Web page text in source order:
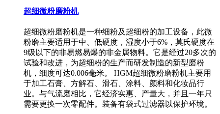
超细微粉磨粉机
超细微粉磨粉机是一种细粉及超细粉的加工设备，此微
粉磨主要适用于中、低硬度，湿度小于6%，莫氏硬度在
9级以下的非易燃易爆的非金属物料。它是经过20多次的
试验和改进，为超细粉的生产而研发制造的新型磨粉
机，细度可达0.006毫米。 HGM超细微粉磨粉机主要用
于加工石膏、方解石、滑石、涂料、颜料和化妆品行
业。与气流磨相比，它经济实惠、产量大，并且一年只
需要更换一次零配件。装备有袋式过滤器以保护环境。